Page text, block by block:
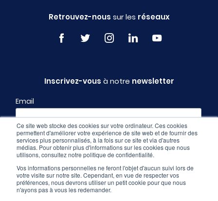
Ce site web stocke des cookies sur votre ordinateur. Ces cookies
permettent d'améliorer votre expérience de site web et de fournir des
services plus personnalisés, à la fois sur ce site et via d'autres
médias. Pour obtenir plus d'informations sur les cookies que nous
utilisons, consultez notre politique de confidentialité.
Vos informations personnelles ne feront l'objet d'aucun suivi lors de
votre visite sur notre site. Cependant, en vue de respecter vos
préférences, nous devrons utiliser un petit cookie pour que nous
n'ayons pas à vous les redemander.
Retrouvez-nous sur les réseaux
Inscrivez-vous à notre newsletter
Email
Profil